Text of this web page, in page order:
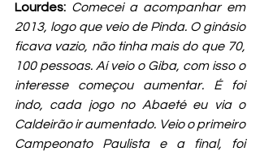
Lourdes: Comecei a acompanhar em
2013, logo que veio de Pinda. O ginásio
ficava vazio, não tinha mais do que 70,
100 pessoas. Aí veio o Giba, com isso o
interesse começou aumentar. É foi
indo, cada jogo no Abaeté eu via o
Caldeirão ir aumentado. Veio o primeiro
Campeonato Paulista e a final, foi